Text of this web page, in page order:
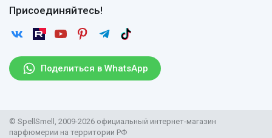
Поделиться в WhatsApp
Присоединяйтесь!
Отзывы
Рассылка
Возврат
Пользовательское соглашение
Защита персональных данных
Правила продажи товаров (Постановление Правительства
Поставщикам
© SpellSmell, 2009-2026 официальный интернет-магазин
парфюмерии на территории РФ